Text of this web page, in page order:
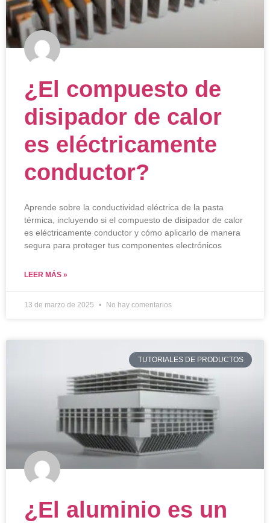
¿El compuesto de
disipador de calor
es eléctricamente
conductor?
Aprende sobre la conductividad eléctrica de la pasta
térmica, incluyendo si el compuesto de disipador de calor
es eléctricamente conductor y cómo aplicarlo de manera
segura para proteger tus componentes electrónicos
LEER MÁS »
13 de marzo de 2025 No hay comentarios
TUTORIALES DE PRODUCTOS
¿El aluminio es un